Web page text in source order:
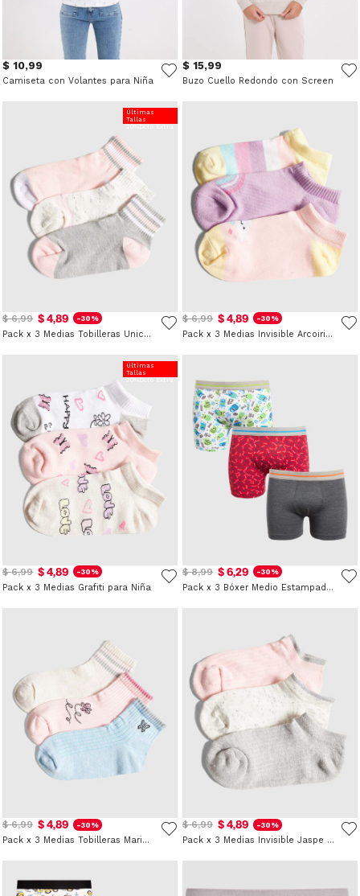
$ 10,99
Camiseta con Volantes para Niña
$ 15,99
Buzo Cuello Redondo con Screen
Últimas
Tallas
$ 6,99 $ 4,89 -30%
Pack x 3 Medias Tobilleras Unicolor para Niña
$ 6,99 $ 4,89 -30%
Pack x 3 Medias Invisible Arcoiris para Niña
Últimas
Tallas
$ 6,99 $ 4,89 -30%
Pack x 3 Medias Grafiti para Niña
$ 8,99 $ 6,29 -30%
Pack x 3 Bóxer Medio Estampados de Monstruos para Niño
$ 6,99 $ 4,89 -30%
Pack x 3 Medias Tobilleras Mariposas para Niña
$ 6,99 $ 4,89 -30%
Pack x 3 Medias Invisible Jaspe para Niña